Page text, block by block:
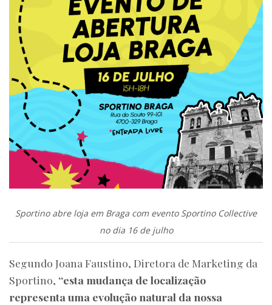
Sportino abre loja em Braga com evento Sportino Collective
no dia 16 de julho
Segundo Joana Faustino, Diretora de Marketing da
Sportino, “esta mudança de localização
representa uma evolução natural da nossa